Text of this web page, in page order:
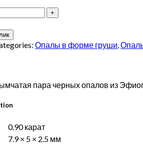
Опалы в форме груши,
пара черных опалов из
0.90 карат
7.9 × 5 × 2.5 мм